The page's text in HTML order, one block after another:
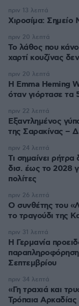
Χιροσίμα: Σημείο
πριν 13 λεπτά
Το λάθος που
χαρτί κουζίνας
πριν 20 λεπτά
H Emma Heming
όταν γιόρτασε τα
πριν 20 λεπτά
Εξαντλημένος
της Σαρακίνας –
πριν 22 λεπτά
Τι σημαίνει ρήτρα
δισ. έως το 2028
πολίτες
πριν 24 λεπτά
Ο συνθέτης του
το τραγούδι της
πριν 26 λεπτά
Η Γερμανία
Σεπτεμβρίου
πριν 31 λεπτά
«Γη τραχιά και
Τρόπαια
πριν 34 λεπτά